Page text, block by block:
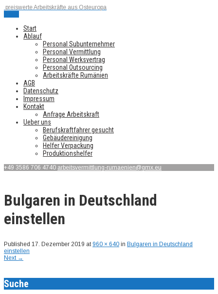
preiswerte Arbeitskräfte aus Osteuropa
Start
Ablauf
Personal Subunternehmer
Personal Vermittlung
Personal Werksvertrag
Personal Outsourcing
Arbeitskräfte Rumänien
AGB
Datenschutz
Impressum
Kontakt
Anfrage Arbeitskraft
Ueber uns
Berufskraftfahrer gesucht
Gebäudereinigung
Helfer Verpackung
Produktionshelfer
+49 3586 706 4740 arbeitsvermittlung-rumaenien@gmx.eu
Bulgaren in Deutschland
einstellen
Published 17. Dezember 2019 at 960 × 640 in Bulgaren in Deutschland
einstellen
Next →
Suche